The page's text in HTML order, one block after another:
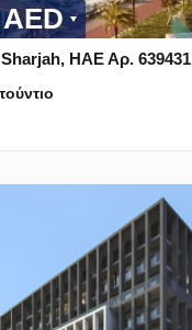
Sharjah, ΗΑΕ Αρ. 639431